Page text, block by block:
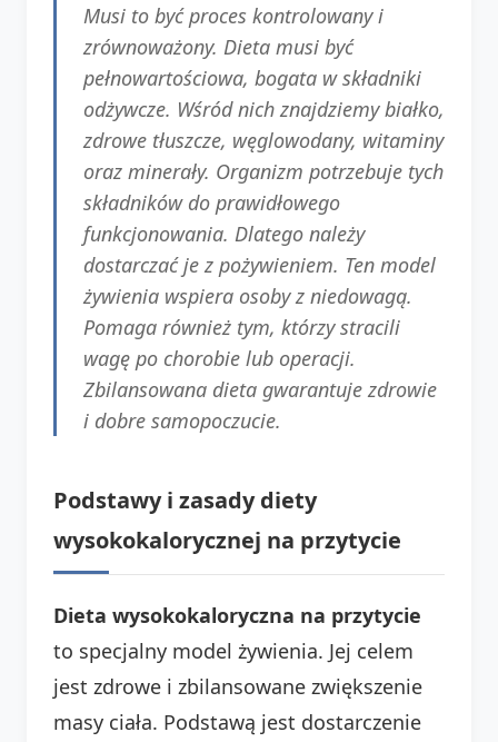
Musi to być proces kontrolowany i
zrównoważony. Dieta musi być
pełnowartościowa, bogata w składniki
odżywcze. Wśród nich znajdziemy białko,
zdrowe tłuszcze, węglowodany, witaminy
oraz minerały. Organizm potrzebuje tych
składników do prawidłowego
funkcjonowania. Dlatego należy
dostarczać je z pożywieniem. Ten model
żywienia wspiera osoby z niedowagą.
Pomaga również tym, którzy stracili
wagę po chorobie lub operacji.
Zbilansowana dieta gwarantuje zdrowie
i dobre samopoczucie.
Podstawy i zasady diety
wysokokalorycznej na przytycie
Dieta wysokokaloryczna na przytycie
to specjalny model żywienia. Jej celem
jest zdrowe i zbilansowane zwiększenie
masy ciała. Podstawą jest dostarczenie